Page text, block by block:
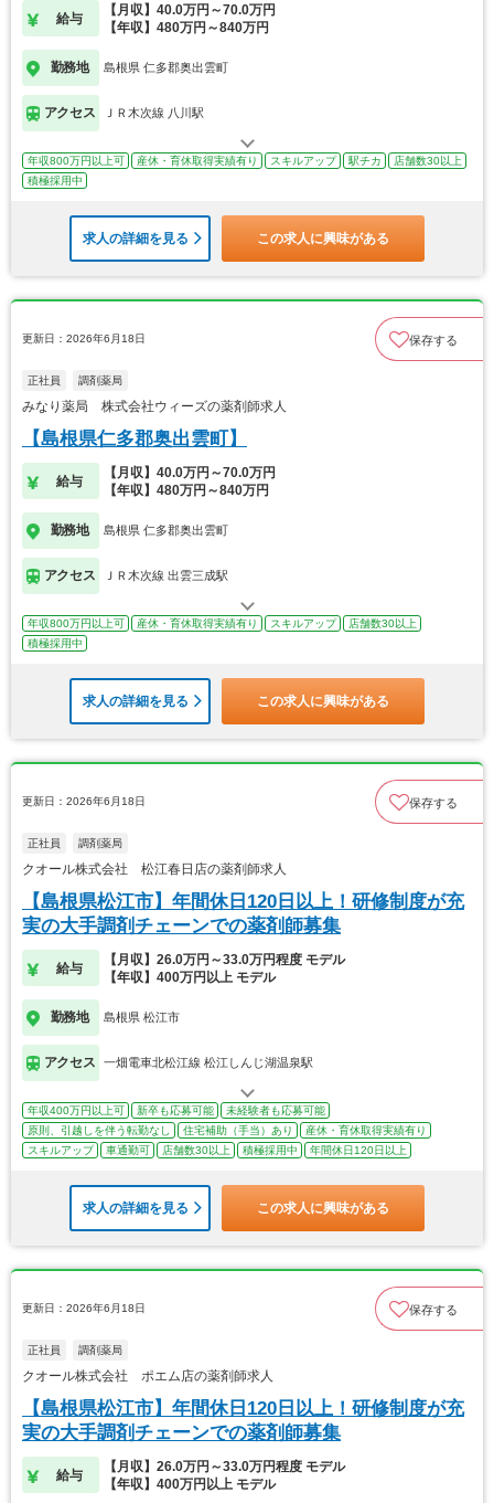
給与
【月収】40.0万円～70.0万円
【年収】480万円～840万円
勤務地 島根県 仁多郡奥出雲町
アクセス ＪＲ木次線 八川駅
年収800万円以上可 産休・育休取得実績有り スキルアップ 駅チカ
店舗数30以上
積極採用中
求人の詳細を見る この求人に興味がある
更新日：2026年6月18日 保存する
正社員 調剤薬局
みなり薬局 株式会社ウィーズの薬剤師求人
【島根県仁多郡奥出雲町】
給与
【月収】40.0万円～70.0万円
【年収】480万円～840万円
勤務地 島根県 仁多郡奥出雲町
アクセス ＪＲ木次線 出雲三成駅
年収800万円以上可 産休・育休取得実績有り スキルアップ
店舗数30以上
積極採用中
求人の詳細を見る この求人に興味がある
更新日：2026年6月18日 保存する
正社員 調剤薬局
クオール株式会社 松江春日店の薬剤師求人
【島根県松江市】年間休日120日以上！研修制度が充
実の大手調剤チェーンでの薬剤師募集
給与
【月収】26.0万円～33.0万円程度 モデル
【年収】400万円以上 モデル
勤務地 島根県 松江市
アクセス 一畑電車北松江線 松江しんじ湖温泉駅
年収400万円以上可 新卒も応募可能
未経験者も応募可能
原則、引越しを伴う転勤なし
住宅補助（手当）あり
産休・育休取得実績有り
スキルアップ
車通勤可 店舗数30以上 積極採用中 年間休日120日以上
求人の詳細を見る この求人に興味がある
更新日：2026年6月18日 保存する
正社員 調剤薬局
クオール株式会社 ポエム店の薬剤師求人
【島根県松江市】年間休日120日以上！研修制度が充
実の大手調剤チェーンでの薬剤師募集
給与
【月収】26.0万円～33.0万円程度 モデル
【年収】400万円以上 モデル